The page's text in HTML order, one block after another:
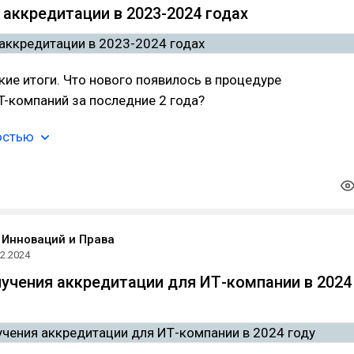
в 2023-2024 годах
итоги. Что нового появилось в процедуре
компаний за последние 2 года?
и Права
аккредитации для ИТ-компании в 2024